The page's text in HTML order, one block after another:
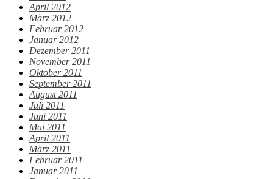
April 2012
März 2012
Februar 2012
Januar 2012
Dezember 2011
November 2011
Oktober 2011
September 2011
August 2011
Juli 2011
Juni 2011
Mai 2011
April 2011
März 2011
Februar 2011
Januar 2011